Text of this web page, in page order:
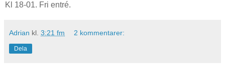
Kl 18-01. Fri entré.
Adrian kl. 3:21 fm 2 kommentarer:
Dela